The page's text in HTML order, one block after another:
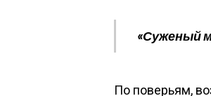
«Суженый
По поверьям,